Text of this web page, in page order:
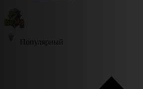
Популярный